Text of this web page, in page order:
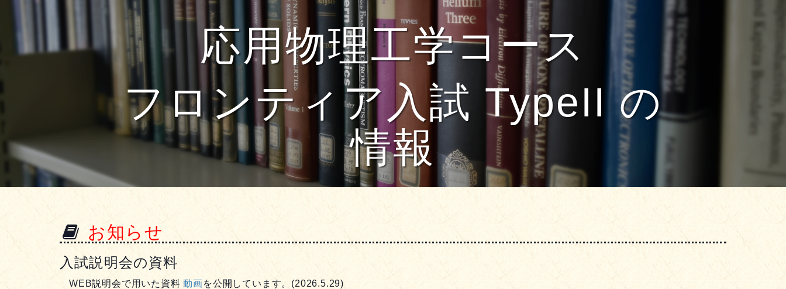
応用物理工学コース
フロンティア入試 TypeII の
情報
お知らせ
入試説明会の資料
WEB説明会で用いた資料動画を公開しています。(2026.5.29)